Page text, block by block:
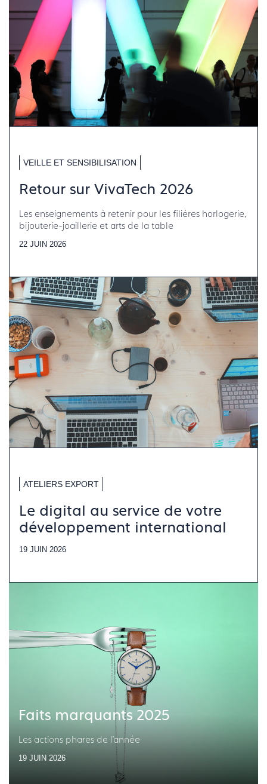
VEILLE ET SENSIBILISATION
Retour sur VivaTech 2026
Les enseignements à retenir pour les filières horlogerie,
bijouterie-joaillerie et arts de la table
22 JUIN 2026
ATELIERS EXPORT
Le digital au service de votre
développement international
19 JUIN 2026
Faits marquants 2025
Les actions phares de l'année
19 JUIN 2026